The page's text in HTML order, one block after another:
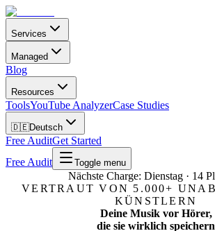
Services
Managed
Blog
Resources
ToolsYouTube AnalyzerCase Studies
🇩🇪Deutsch
Free AuditGet Started
Free Audit
Toggle menu
Nächste Charge: Dienstag· 14
VERTRAUT VON 5.000+
KÜNSTLERN
Deine Musik vor Hörer,
die sie wirklich speichern